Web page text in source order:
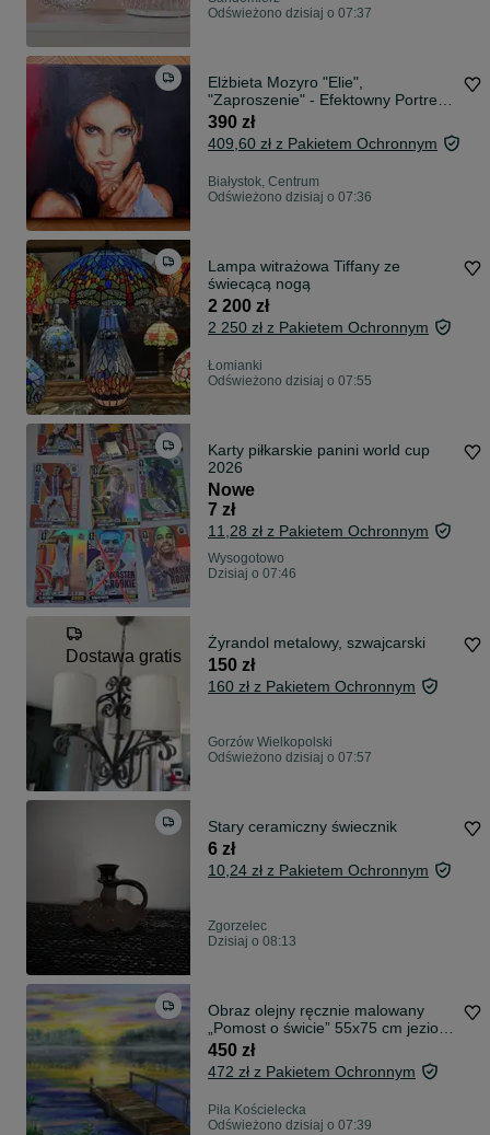
Odświeżono dzisiaj o 07:37
Elżbieta Mozyro "Elie",
"Zaproszenie" - Efektowny Portret
Kobiecy
390 zł
409,60 zł z Pakietem Ochronnym
Białystok, Centrum
Odświeżono dzisiaj o 07:36
Lampa witrażowa Tiffany ze
świecącą nogą
2 200 zł
2 250 zł z Pakietem Ochronnym
Łomianki
Odświeżono dzisiaj o 07:55
Karty piłkarskie panini world cup
2026
Nowe
7 zł
11,28 zł z Pakietem Ochronnym
Wysogotowo
Dzisiaj o 07:46
Dostawa gratis
Żyrandol metalowy, szwajcarski
150 zł
160 zł z Pakietem Ochronnym
Gorzów Wielkopolski
Odświeżono dzisiaj o 07:57
Stary ceramiczny świecznik
6 zł
10,24 zł z Pakietem Ochronnym
Zgorzelec
Dzisiaj o 08:13
Obraz olejny ręcznie malowany
„Pomost o świcie” 55x75 cm jezioro
krajobraz
450 zł
472 zł z Pakietem Ochronnym
Piła Kościelecka
Odświeżono dzisiaj o 07:39